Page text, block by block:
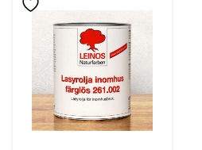
Den här produkten har flera